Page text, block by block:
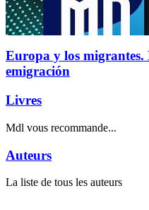
Europa y los migrantes.
emigración
Livres
Mdl vous recommande...
Auteurs
La liste de tous les auteurs